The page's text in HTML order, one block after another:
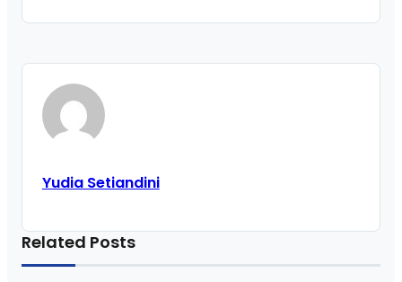
Yudia Setiandini
Related Posts